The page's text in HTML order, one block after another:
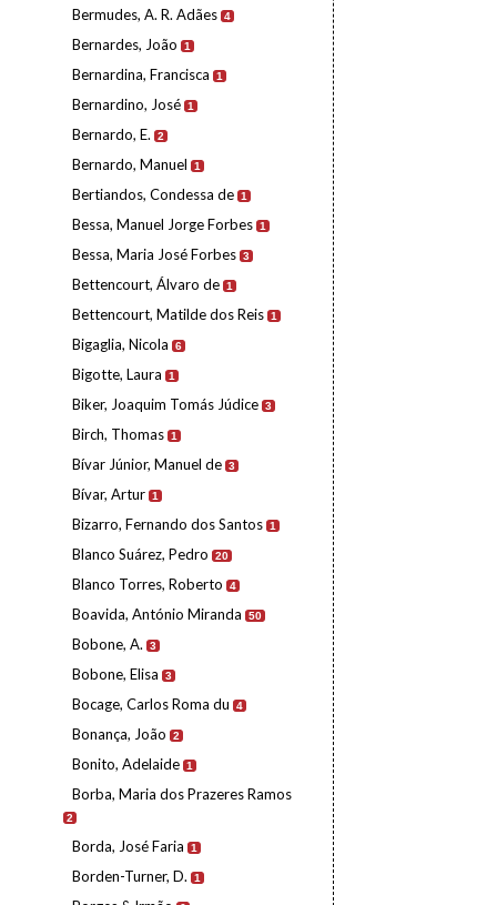
Bermudes, A. R. Adães 4
Bernardes, João 1
Bernardina, Francisca 1
Bernardino, José 1
Bernardo, E. 2
Bernardo, Manuel 1
Bertiandos, Condessa de 1
Bessa, Manuel Jorge Forbes 1
Bessa, Maria José Forbes 3
Bettencourt, Álvaro de 1
Bettencourt, Matilde dos Reis 1
Bigaglia, Nicola 6
Bigotte, Laura 1
Biker, Joaquim Tomás Júdice 3
Birch, Thomas 1
Bívar Júnior, Manuel de 3
Bívar, Artur 1
Bizarro, Fernando dos Santos 1
Blanco Suárez, Pedro 20
Blanco Torres, Roberto 4
Boavida, António Miranda 50
Bobone, A. 3
Bobone, Elisa 3
Bocage, Carlos Roma du 4
Bonança, João 2
Bonito, Adelaide 1
Borba, Maria dos Prazeres Ramos
2
Borda, José Faria 1
Borden-Turner, D. 1